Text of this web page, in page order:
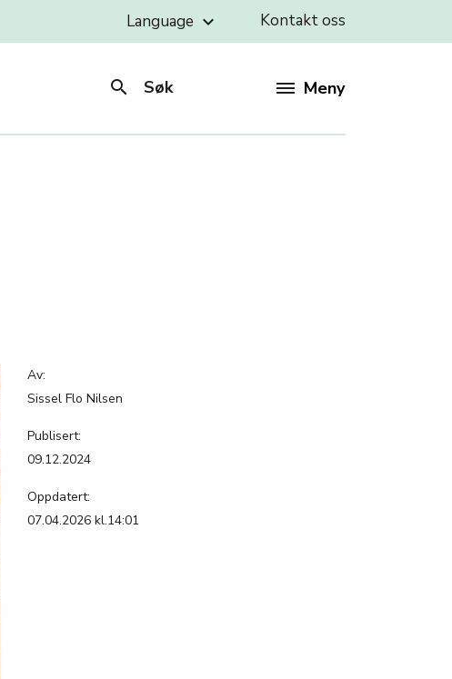
Language keyboard_arrow_down Kontakt oss
search Søk Meny
Av:
Sissel Flo Nilsen
Publisert:
09.12.2024
Oppdatert:
07.04.2026 kl.14:01